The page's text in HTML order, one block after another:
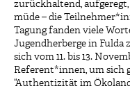
zurückhaltend,
müde – die
Tagung fanden viele
Jugendherberge in Fulda
sich vom 11. bis 13.
Referent*innen, um sich
“Authentizität im